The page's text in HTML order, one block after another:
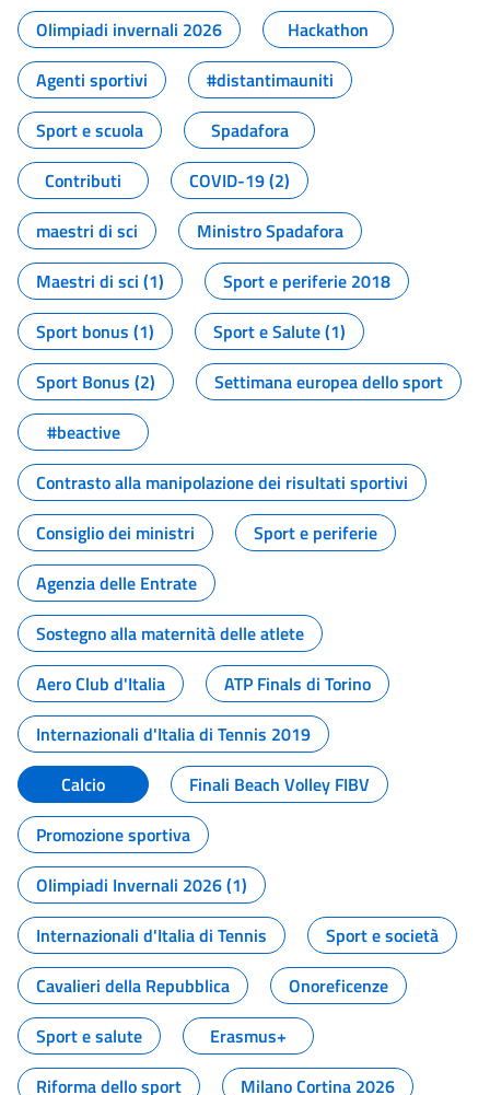
Olimpiadi invernali 2026
Hackathon
Agenti sportivi
#distantimauniti
Sport e scuola
Spadafora
Contributi
COVID-19 (2)
maestri di sci
Ministro Spadafora
Maestri di sci (1)
Sport e periferie 2018
Sport bonus (1)
Sport e Salute (1)
Sport Bonus (2)
Settimana europea dello sport
#beactive
Contrasto alla manipolazione dei risultati sportivi
Consiglio dei ministri
Sport e periferie
Agenzia delle Entrate
Sostegno alla maternità delle atlete
Aero Club d'Italia
ATP Finals di Torino
Internazionali d'Italia di Tennis 2019
Calcio
Finali Beach Volley FIBV
Promozione sportiva
Olimpiadi Invernali 2026 (1)
Internazionali d'Italia di Tennis
Sport e società
Cavalieri della Repubblica
Onoreficenze
Sport e salute
Erasmus+
Riforma dello sport
Milano Cortina 2026